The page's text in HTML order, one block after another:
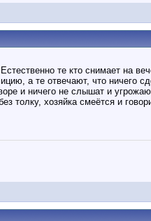
те кто снимает на
а те отвечают, что ничего
и ничего не слышат и
толку, хозяйка смеётся и